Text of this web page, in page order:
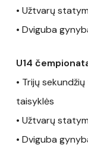
• Užtvarų
• Dviguba
U14
• Trijų
taisyklės
• Užtvarų
• Dviguba